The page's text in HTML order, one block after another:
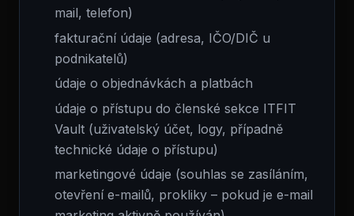
mail, telefon)
fakturační údaje (adresa, IČO/DIČ u
podnikatelů)
údaje o objednávkách a platbách
údaje o přístupu do členské sekce ITFIT
Vault (uživatelský účet, logy, případně
technické údaje o přístupu)
marketingové údaje (souhlas se zasíláním,
otevření e-mailů, prokliky – pokud je e-mail